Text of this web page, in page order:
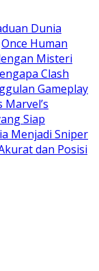
Dunia
Once Human
Misteri
Clash
Gameplay
Siap
Menjadi Sniper
dan Posisi